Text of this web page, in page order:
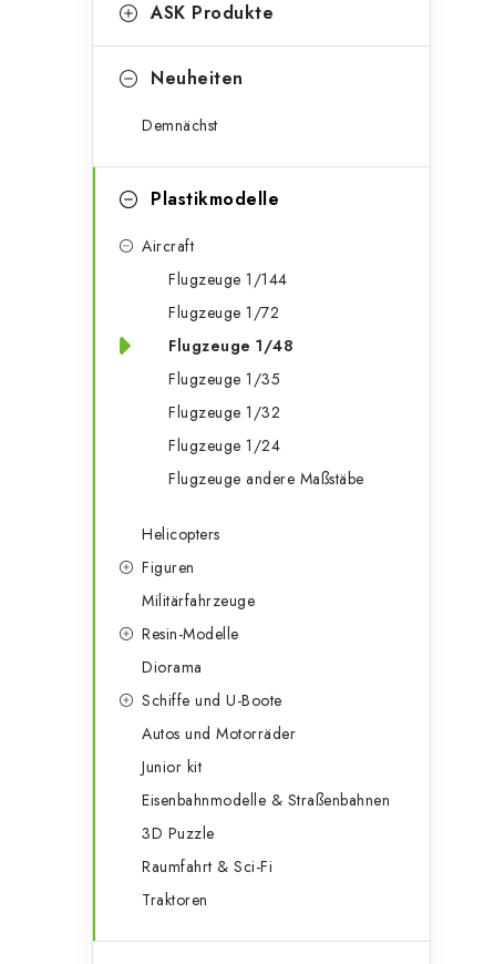
e
e
o
e
ASK Produkte
Neuheiten
Demnächst
Plastikmodelle
Aircraft
Flugzeuge 1/144
Flugzeuge 1/72
Flugzeuge 1/48
Flugzeuge 1/35
Flugzeuge 1/32
Flugzeuge 1/24
Flugzeuge andere Maßstäbe
Helicopters
Figuren
Militärfahrzeuge
Resin-Modelle
Diorama
Schiffe und U-Boote
Autos und Motorräder
Junior kit
Eisenbahnmodelle & Straßenbahnen
3D Puzzle
Raumfahrt & Sci-Fi
Traktoren